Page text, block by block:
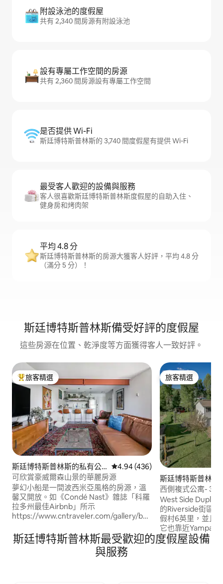
附設泳池的度假屋
共有 2,340 間房源有附設泳池
設有專屬工作空間的房源
共有 2,360 間房源設有專屬工作空間
是否提供 Wi-Fi
斯廷博特斯普林斯的 3,740 間度假屋有提供 Wi-Fi
最受客人歡迎的設備與服務
客人很喜歡斯廷博特斯普林斯度假屋的自助入住、
健身房和烤肉架
平均 4.8 分
斯廷博特斯普林斯的房源大獲客人好評，平均 4.8 分
（滿分 5 分）！
斯廷博特斯普林斯備受好評的度假屋
這些房源在位置、乾淨度等方面獲得客人一致好評。
旅客精選榜首
旅客精選
斯廷博特斯普林斯的私有公
寓
從 436 則評價中獲得 4.94 的平均
4.94 (436)
可欣賞豪威爾森山景的華麗房源
夢幻小船是一間波西米亞風格的房源，溫
馨又開放。如《Condé Nast》雜誌「科羅
拉多州最佳Airbnb」所示
https://www.cntraveler.com/gallery/best-
膽的藝術品和現代化的裝置，私人露臺上
有瓦斯烤架，位置優越，靠近蒸汽泉市中
心。獨立臥室配有一張加大雙人床，沙發
旅客精選
旅客精選
斯廷博特斯普林斯
西側複式公寓- 3
善
West Side
的Riverside街區
假村6英里，並且
它也靠近Yampa
中心。Yampa
里。 Steamboat
斯廷博特斯普林斯最受歡迎的度假屋設備
與服務